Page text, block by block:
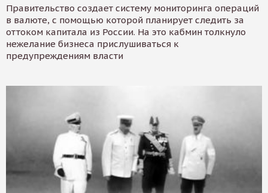
Правительство создает систему мониторинга операций
в валюте, с помощью которой планирует следить за
оттоком капитала из России. На это кабмин толкнуло
нежелание бизнеса прислушиваться к
предупреждениям власти